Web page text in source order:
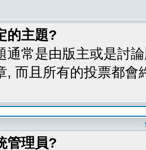
的主題?
通常是由版主或是討
, 而且所有的投票都
管理員?